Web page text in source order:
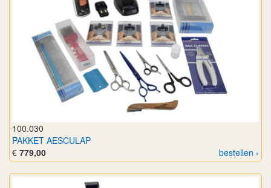
100.030
PAKKET AESCULAP
bestellen ›
€ 779,00